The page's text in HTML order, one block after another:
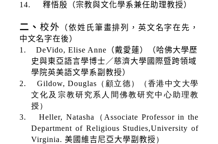
14.
釋悟殷（宗教與文化學系兼任助理教授）
二、 校外
（依姓氏筆畫排列，英文名字在先，
中文名字在後）
1.
DeVido, Elise Anne （戴愛蓮）（哈佛大學歷
史與東亞語言學博士／慈濟大學國際暨跨領域
學院英美語文學系副教授）
2.
Gildow, Douglas （顧立德）（香港中文大學
文化及宗教研究系人間佛教研究中心助理教
授）
3.
Heller, Natasha （ Associate Professor in the
Department of Religious Studies,University of
Virginia. 美國維吉尼亞大學副教授）